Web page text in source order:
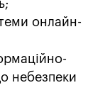
онлайн-
небезпеки